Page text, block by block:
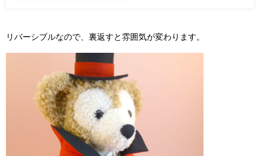
リバーシブルなので、裏返すと雰囲気が変わります。